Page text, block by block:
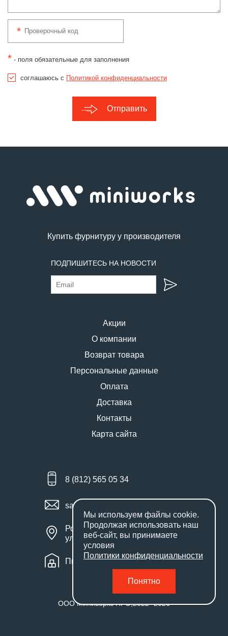
* - поля обязательные для заполнения
соглашаюсь с Политикой конфиденциальности
Отправить
Купить фурнитуру у производителя
ПОДПИШИТЕСЬ НА НОВОСТИ
Акции
О компании
Возврат товара
Персональные данные
Оплата
Доставка
Контакты
Карта сайта
8 (812) 565 05 34
sales@miniworks.ru
Россия, Санкт-Петербург,
улица Маршала Новикова, 28Е
Пн – Пт: с 9:00 до 18:00
ООО Миниворкс ПРО,2022- 2026
Мы используем файлы cookie.
Продолжая использовать наш
веб-сайт, вы принимаете
условия
Политики конфиденциальности
Понятно